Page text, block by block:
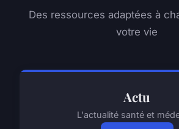
Des ressources adaptées à
votre vie
Actu
L'actualité santé et